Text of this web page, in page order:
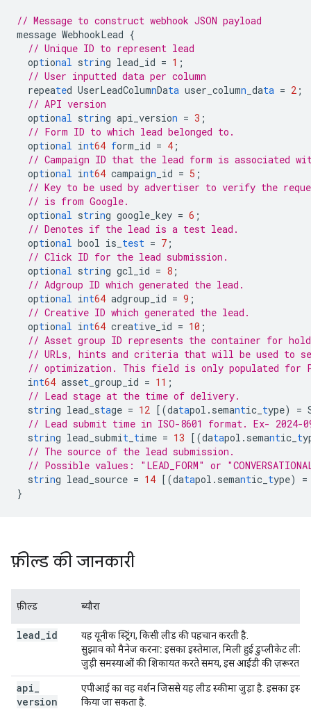
// Message to construct webhook JSON payload
message WebhookLead {
// Unique ID to represent lead
optional string lead_id = 1 ;
// User inputted data per column
repeated UserLeadColumnData user_column _data = 2 ;
// API version
optional string api_version = 3 ;
// Form ID to which lead belonged to.
optional int64 form_id = 4 ;
// Campaign ID that the lead form is associated
optional int64 campaign _id = 5 ;
// Key to be used by advertiser to verify the
// is from Google.
optional string google_key = 6 ;
// Denotes if the lead is a test lead.
optional bool is_ test = 7 ;
// Click ID for the lead submission.
optional string gcl_id = 8 ;
// Adgroup ID which generated the lead.
optional int64 adgroup_id = 9 ;
// Creative ID which generated the lead.
optional int64 creative_id = 10 ;
// Asset group ID represents the container for
// URLs, hints and criteria that will be used to
// optimization. This field is only populated for
int64 asset _group_id = 11 ;
// Lead stage at the time of delivery.
string lead_stage = 12 [ (datapol.semantic_ type) =
// Lead submit time in ISO-8601 format. Ex- 2024-
string lead_submit time = 13 [ (datapol.semantic_ t
// The source of the lead submission.
// Possible values: "LEAD_FORM" or
string lead_source = 14 [ (datapol.semantic_ type)
=
}
फ़ील्ड की जानकारी
फ़ील्ड ब्यौरा
lead id
यह यूनीक स्ट्रिंग, किसी लीड की पहचान करती है.
सुझाव को मैनेज करना: इसका इस्तेमाल, मिली हुई डुप्लीकेट
जुड़ी समस्याओं की शिकायत करते समय, इस आईडी की ज़रूरत
api
version
एपीआई का वह वर्शन जिससे यह लीड स्कीमा जुड़ा है. इसका
किया जा सकता है.